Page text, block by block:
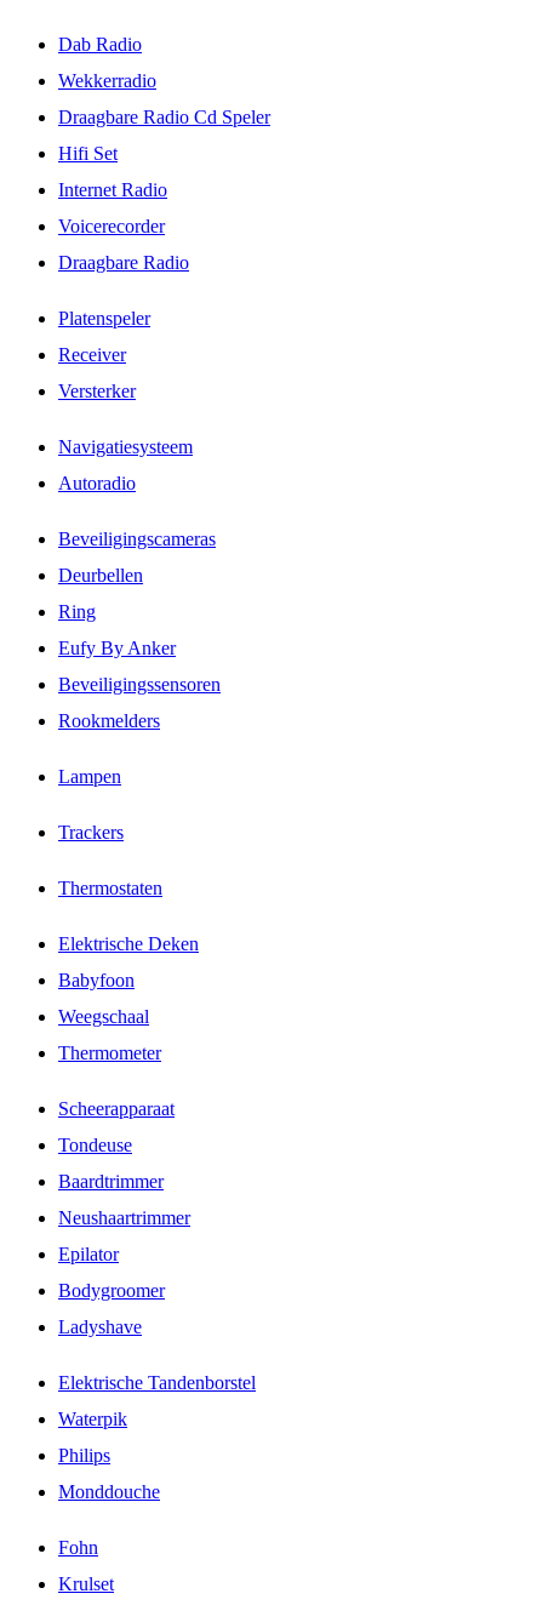
Dab Radio
Wekkerradio
Draagbare Radio Cd Speler
Hifi Set
Internet Radio
Voicerecorder
Draagbare Radio
Platenspeler
Receiver
Versterker
Navigatiesysteem
Autoradio
Beveiligingscameras
Deurbellen
Ring
Eufy By Anker
Beveiligingssensoren
Rookmelders
Lampen
Trackers
Thermostaten
Elektrische Deken
Babyfoon
Weegschaal
Thermometer
Scheerapparaat
Tondeuse
Baardtrimmer
Neushaartrimmer
Epilator
Bodygroomer
Ladyshave
Elektrische Tandenborstel
Waterpik
Philips
Monddouche
Fohn
Krulset